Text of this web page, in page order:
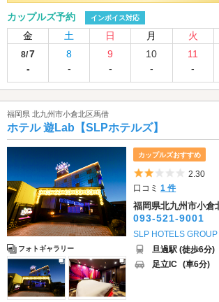
カップルズ予約 インボイス対応
金 土 日 月 火
8/7
-
8
-
9
-
10
-
11
-
福岡県 北九州市小倉北区馬借
ホテル 遊Lab【SLPホテルズ】
フォトギャラリー
カップルズおすすめ
5つ星
2.30
口コミ1 件
福岡県北九州市小倉
093-521-9001
SLP HOTELS GROUP
旦過駅 (徒歩6分)
足立IC (車6分)